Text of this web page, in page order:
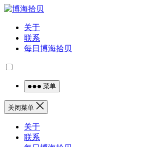
关于
联系
每日博海拾贝
菜单
关闭菜单
关于
联系